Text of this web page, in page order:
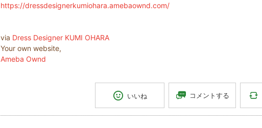
https://dressdesignerkumiohara.amebaownd.com/
via Dress Designer KUMI OHARA
Your own website,
Ameba Ownd
いいね コメントする